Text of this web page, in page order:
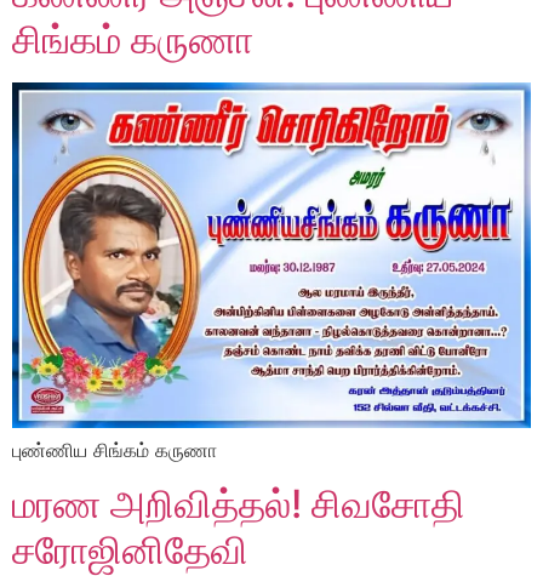
சிங்கம் கருணா
புண்ணிய சிங்கம் கருணா
மரண அறிவித்தல்! சிவசோதி
சரோஜினிதேவி